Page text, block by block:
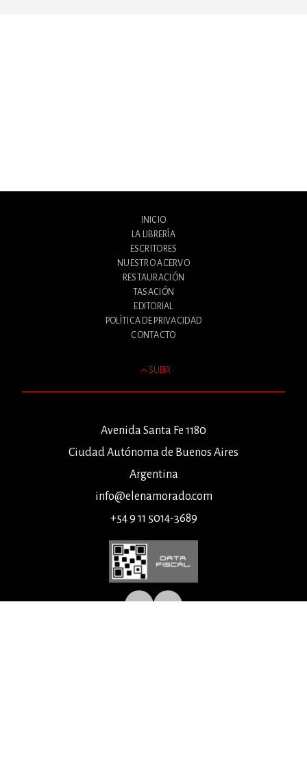
INICIO
LA LIBRERÍA
ESCRITORES
NUESTRO ACERVO
RESTAURACIÓN
TASACIÓN
EDITORIAL
POLÍTICA DE PRIVACIDAD
CONTACTO
SUBIR
Avenida Santa Fe 1180
Ciudad Autónoma de Buenos Aires
Argentina
info@elenamorado.com
+54 9 11 5014-3689